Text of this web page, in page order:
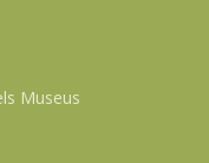
Museus